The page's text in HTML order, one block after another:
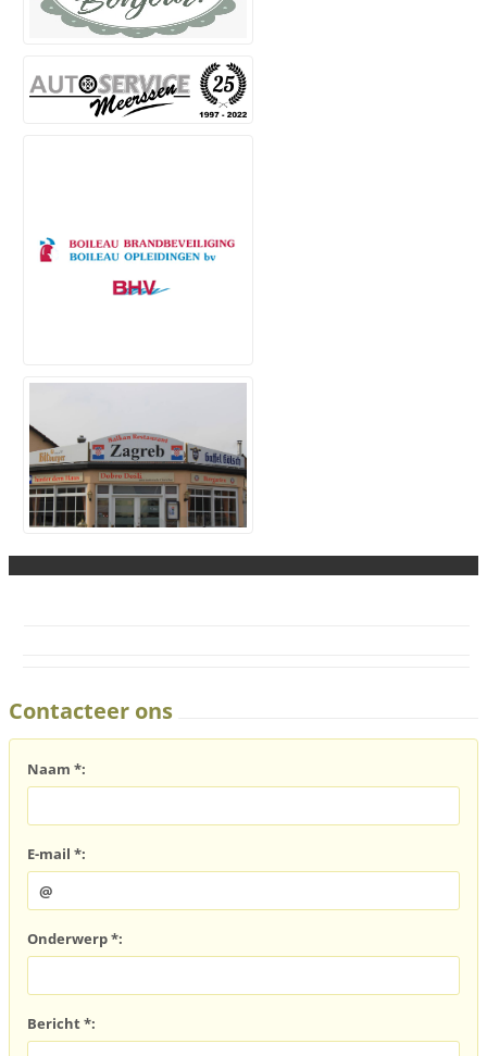
Contacteer ons
Naam *:
E-mail *:
Onderwerp *:
Bericht *: